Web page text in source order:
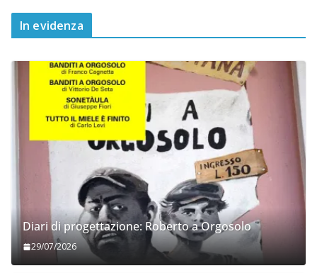
In evidenza
Diari di progettazione: Roberto a Orgosolo
29/07/2026